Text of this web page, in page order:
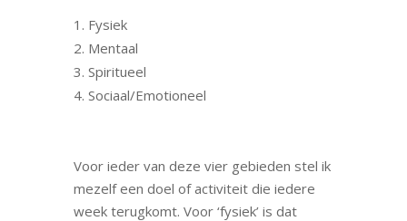
Fysiek
Mentaal
Spiritueel
Sociaal/Emotioneel
Voor ieder van deze vier gebieden stel ik
mezelf een doel of activiteit die iedere
week terugkomt. Voor ‘fysiek’ is dat